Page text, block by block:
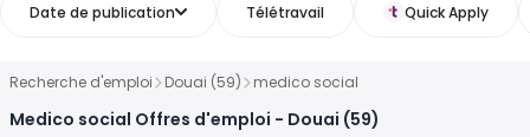
Date de publication Télétravail Quick Apply
Recherche d'emploi Douai (59) medico social
Medico social Offres d'emploi - Douai (59)